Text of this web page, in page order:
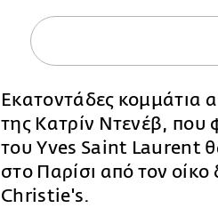
Εκατοντάδες κομμάτια
της Κατρίν Ντενέβ,
του Υves Saint Laurent
στο Παρίσι από τον
Christie's.